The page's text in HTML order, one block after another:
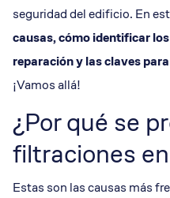
seguridad del edificio. En
causas, cómo identificar
reparación y las claves
¡Vamos allá!
¿Por qué se
filtraciones
Estas son las causas más